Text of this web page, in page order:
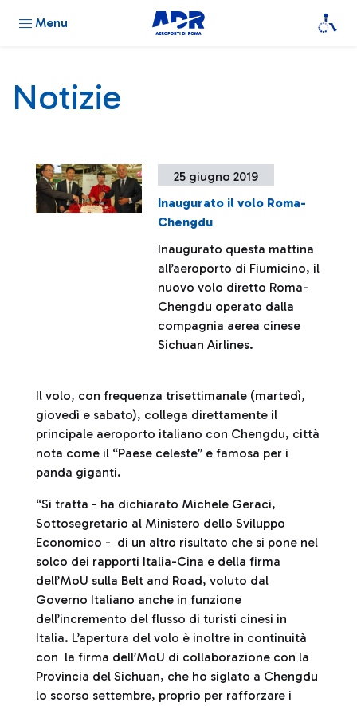
Menu
Notizie
25 giugno 2019
Inaugurato il volo Roma-
Chengdu
Inaugurato questa mattina
all’aeroporto di Fiumicino, il
nuovo volo diretto Roma-
Chengdu operato dalla
compagnia aerea cinese
Sichuan Airlines.
Il volo, con frequenza trisettimanale (martedì,
giovedì e sabato), collega direttamente il
principale aeroporto italiano con Chengdu, città
nota come il “Paese celeste” e famosa per i
panda giganti.
“Si tratta - ha dichiarato Michele Geraci,
Sottosegretario al Ministero dello Sviluppo
Economico - di un altro risultato che si pone nel
solco dei rapporti Italia-Cina e della firma
dell’MoU sulla Belt and Road, voluto dal
Governo Italiano anche in funzione
dell’incremento del flusso di turisti cinesi in
Italia. L’apertura del volo è inoltre in continuità
con la firma dell’MoU di collaborazione con la
Provincia del Sichuan, che ho siglato a Chengdu
lo scorso settembre, proprio per rafforzare i